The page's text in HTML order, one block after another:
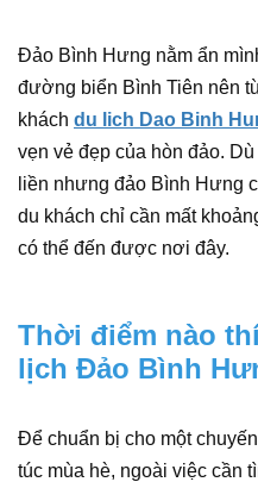
Đảo Bình Hưng nằm ẩn
đường biển Bình Tiên nên
khách du lich Dao Binh
vẹn vẻ đẹp của hòn đảo.
liền nhưng đảo Bình Hưng
du khách chỉ cần mất
có thể đến được nơi đây.
Thời điểm nào
lịch Đảo Bình
Để chuẩn bị cho một
túc mùa hè, ngoài việc cần